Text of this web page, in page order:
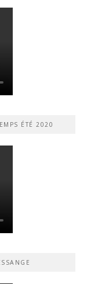
ÉTÉ 2020